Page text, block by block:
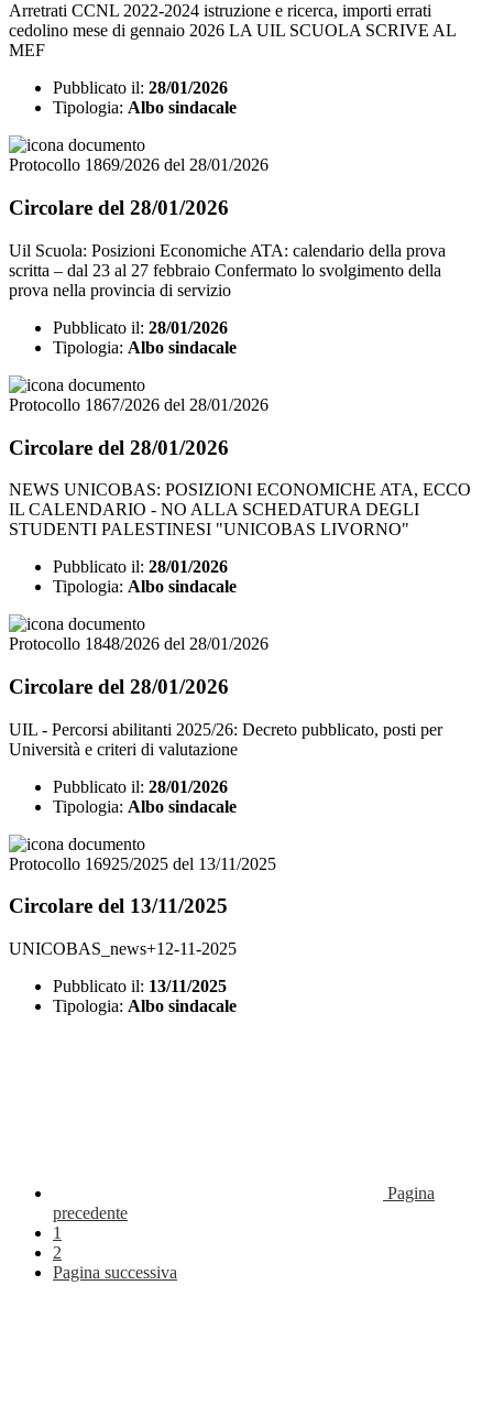
Arretrati CCNL 2022-2024 istruzione e ricerca, importi errati
cedolino mese di gennaio 2026 LA UIL SCUOLA SCRIVE AL
MEF
Pubblicato il: 28/01/2026
Tipologia: Albo sindacale
Protocollo 1869/2026 del 28/01/2026
Circolare del 28/01/2026
Uil Scuola: Posizioni Economiche ATA: calendario della prova
scritta – dal 23 al 27 febbraio Confermato lo svolgimento della
prova nella provincia di servizio
Pubblicato il: 28/01/2026
Tipologia: Albo sindacale
Protocollo 1867/2026 del 28/01/2026
Circolare del 28/01/2026
NEWS UNICOBAS: POSIZIONI ECONOMICHE ATA, ECCO
IL CALENDARIO - NO ALLA SCHEDATURA DEGLI
STUDENTI PALESTINESI "UNICOBAS LIVORNO"
Pubblicato il: 28/01/2026
Tipologia: Albo sindacale
Protocollo 1848/2026 del 28/01/2026
Circolare del 28/01/2026
UIL - Percorsi abilitanti 2025/26: Decreto pubblicato, posti per
Università e criteri di valutazione
Pubblicato il: 28/01/2026
Tipologia: Albo sindacale
Protocollo 16925/2025 del 13/11/2025
Circolare del 13/11/2025
UNICOBAS_news+12-11-2025
Pubblicato il: 13/11/2025
Tipologia: Albo sindacale
Pagina
precedente
1
2
Pagina successiva